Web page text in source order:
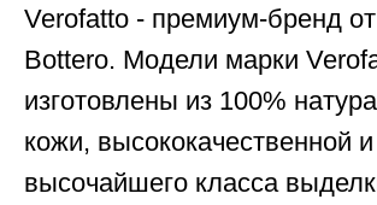
Verofatto - премиум-бренд
Bottero. Модели марки
изготовлены из 100%
кожи, высококачественной
высочайшего класса